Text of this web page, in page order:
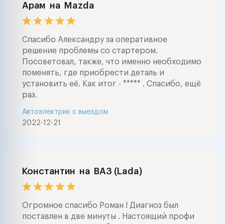
Арам на Mazda
Спасибо Александру за оперативное
решение проблемы со стартером.
Посоветовал, также, что именно необходимо
поменять, где приобрести деталь и
установить её. Как итог - ***** . Спасибо, ещё
раз.
2022-12-21
Автоэлектрик с выездом
Константин на ВАЗ (Lada)
Огромное спасибо Роман ! Диагноз был
поставлен в две минуты . Настоящий профи